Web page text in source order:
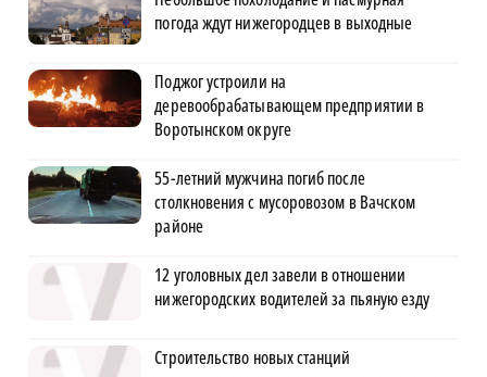
погода ждут нижегородцев в выходные
Поджог устроили на
деревообрабатывающем предприятии в
Воротынском округе
55-летний мужчина погиб после
столкновения с мусоровозом в Вачском
районе
12 уголовных дел завели в отношении
нижегородских водителей за пьяную езду
Строительство новых станций